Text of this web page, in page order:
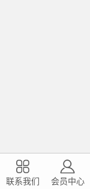
联系我们 会员中心